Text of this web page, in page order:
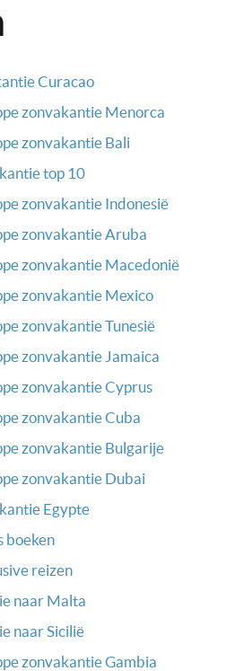
Curacao
zonvakantie Menorca
zonvakantie Bali
top 10
zonvakantie Indonesië
zonvakantie Aruba
zonvakantie Macedonië
zonvakantie Mexico
zonvakantie Tunesië
zonvakantie Jamaica
zonvakantie Cyprus
zonvakantie Cuba
zonvakantie Bulgarije
zonvakantie Dubai
Egypte
boeken
reizen
naar Malta
naar Sicilië
zonvakantie Gambia